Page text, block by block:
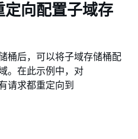
向配置子域存
桶后，可以将子域存储桶配
。在此示例中，对
请求都重定向到